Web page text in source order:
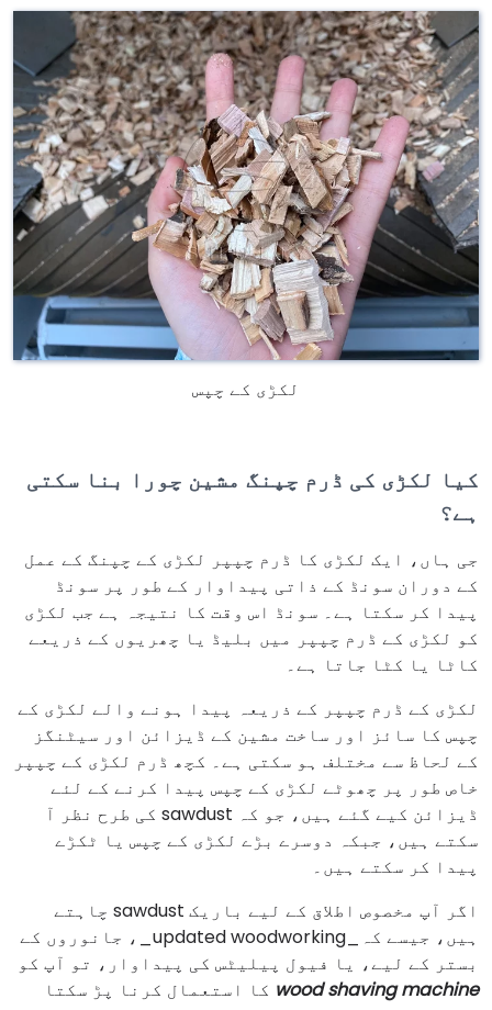
لکڑی کے چپس
کیا لکڑی کی ڈرم چپنگ مشین چورا بنا سکتی
ہے؟
جی ہاں، ایک لکڑی کا ڈرم چپپر لکڑی کے چپنگ کے عمل
کے دوران سونڈ کے ذاتی پیداوار کے طور پر سونڈ
پیدا کر سکتا ہے۔ سونڈ اس وقت کا نتیجہ ہے جب لکڑی
کو لکڑی کے ڈرم چپپر میں بلیڈ یا چھریوں کے ذریعے
کاٹا یا کٹا جاتا ہے۔
لکڑی کے ڈرم چپپر کے ذریعہ پیدا ہونے والے لکڑی کے
چپس کا سائز اور ساخت مشین کے ڈیزائن اور سیٹنگز
کے لحاظ سے مختلف ہو سکتی ہے۔ کچھ ڈرم لکڑی کے چپپر
خاص طور پر چھوٹے لکڑی کے چپس پیدا کرنے کے لئے
ڈیزائن کیے گئے ہیں، جو کہ sawdust کی طرح نظر آ
سکتے ہیں، جبکہ دوسرے بڑے لکڑی کے چپس یا ٹکڑے
پیدا کر سکتے ہیں۔
اگر آپ مخصوص اطلاق کے لیے باریک sawdust چاہتے
ہیں، جیسے کہ_updated woodworking_، جانوروں کے
بستر کے لیے، یا فیول پیلیٹس کی پیداوار، تو آپ کو
wood shaving machine کا استعمال کرنا پڑ سکتا